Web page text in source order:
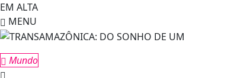
EM ALTA
MENU
Mundo